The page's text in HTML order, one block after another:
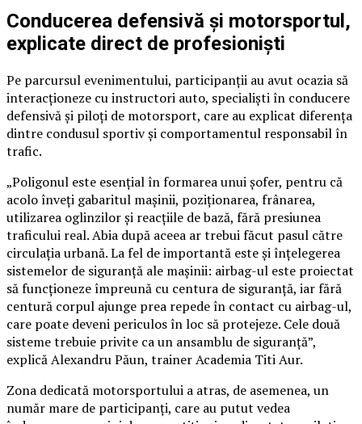
Conducerea defensivă și motorsportul,
explicate direct de profesioniști
Pe parcursul evenimentului, participanții au avut ocazia să
interacționeze cu instructori auto, specialiști în conducere
defensivă și piloți de motorsport, care au explicat diferența
dintre condusul sportiv și comportamentul responsabil în
trafic.
„Poligonul este esențial în formarea unui șofer, pentru că
acolo înveți gabaritul mașinii, poziționarea, frânarea,
utilizarea oglinzilor și reacțiile de bază, fără presiunea
traficului real. Abia după aceea ar trebui făcut pasul către
circulația urbană. La fel de importantă este și înțelegerea
sistemelor de siguranță ale mașinii: airbag-ul este proiectat
să funcționeze împreună cu centura de siguranță, iar fără
centură corpul ajunge prea repede în contact cu airbag-ul,
care poate deveni periculos în loc să protejeze. Cele două
sisteme trebuie privite ca un ansamblu de siguranță”,
explică Alexandru Păun, trainer Academia Titi Aur.
Zona dedicată motorsportului a atras, de asemenea, un
număr mare de participanți, care au putut vedea